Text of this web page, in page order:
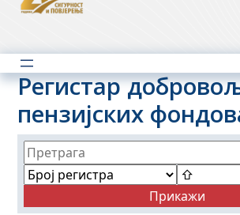
Регистар
пензијских